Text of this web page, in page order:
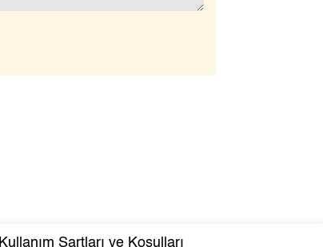
Kullanım Şartları ve Koşulları